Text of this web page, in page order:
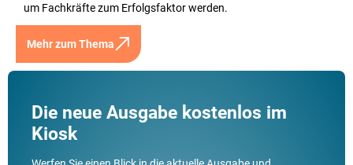
um Fachkräfte zum Erfolgsfaktor werden.
Mehr zum Thema
Die neue Ausgabe kostenlos im
Kiosk